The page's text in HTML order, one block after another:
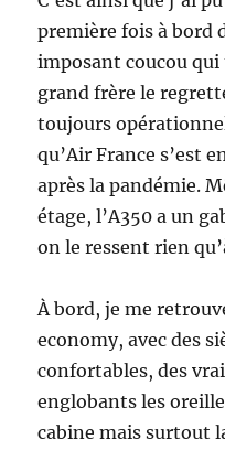
première fois à bord
imposant coucou qui
grand frère le
toujours
qu’Air France s’est
après la pandémie.
étage, l’A350 a un
on le ressent rien
À bord, je me
economy, avec des
confortables, des
englobants les
cabine mais surtout